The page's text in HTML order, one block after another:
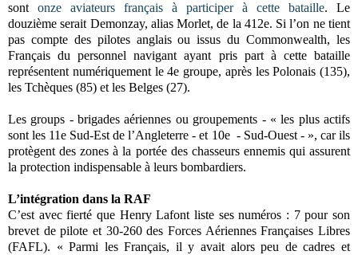
sont onze aviateurs français à participer à cette bataille. Le
douzième serait Demonzay, alias Morlet, de la 412e. Si l’on ne tient
pas compte des pilotes anglais ou issus du Commonwealth, les
Français du personnel navigant ayant pris part à cette bataille
représentent numériquement le 4e groupe, après les Polonais (135),
les Tchèques (85) et les Belges (27).
Les groups - brigades aériennes ou groupements - « les plus actifs
sont les 11e Sud-Est de l’Angleterre - et 10e - Sud-Ouest - », car ils
protègent des zones à la portée des chasseurs ennemis qui assurent
la protection indispensable à leurs bombardiers.
L’intégration dans la RAF
C’est avec fierté que Henry Lafont liste ses numéros : 7 pour son
brevet de pilote et 30-260 des Forces Aériennes Françaises Libres
(FAFL). « Parmi les Français, il y avait alors peu de cadres et